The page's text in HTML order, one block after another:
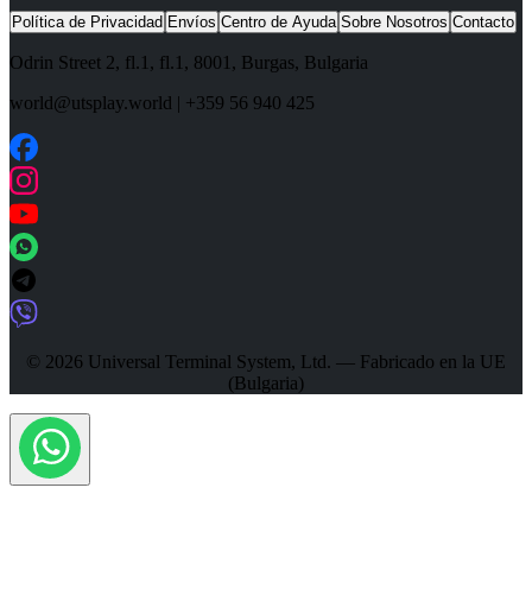
Política de Privacidad Envíos Centro de Ayuda Sobre Nosotros Contacto
Odrin Street 2, fl.1 , fl.1, 8001 , Burgas, Bulgaria
world@utsplay.world | +359 56 940 425
© 2026 Universal Terminal System, Ltd. — Fabricado en la UE
(Bulgaria)